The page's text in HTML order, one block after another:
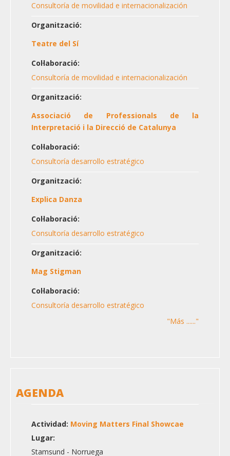
Consultoría de movilidad e internacionalización
Organització:
Teatre del Sí
Col·laboració:
Consultoría de movilidad e internacionalización
Organització:
Associació de Professionals de la
Interpretació i la Direcció de Catalunya
Col·laboració:
Consultoría desarrollo estratégico
Organització:
Explica Danza
Col·laboració:
Consultoría desarrollo estratégico
Organització:
Mag Stigman
Col·laboració:
Consultoría desarrollo estratégico
"Más ......"
AGENDA
Actividad: Moving Matters Final Showcae
Lugar:
Stamsund - Norruega